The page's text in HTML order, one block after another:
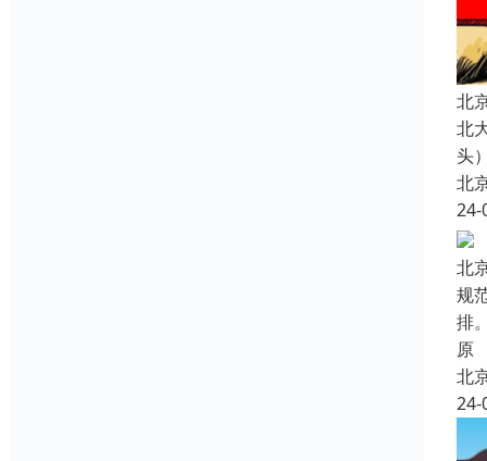
北
北
头
北
24-
北
规
排
原
北
24-